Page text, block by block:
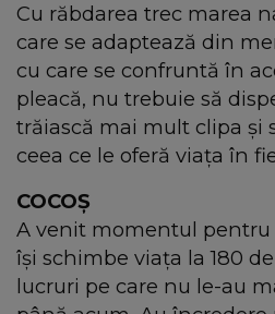
Cu răbdarea trec marea
care se adaptează din
cu care se confruntă în
pleacă, nu trebuie să
trăiască mai mult clipa și
ceea ce le oferă viața în
COCOȘ
A venit momentul pentru
își schimbe viața la 180
lucruri pe care nu le-au